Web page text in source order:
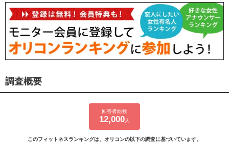
調査概要
回答者総数
12,000 人
このフィットネスランキングは、オリコンの以下の調査に基づいています。